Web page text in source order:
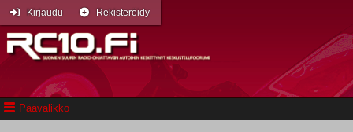
Päävalikko
Kirjaudu Rekisteröidy